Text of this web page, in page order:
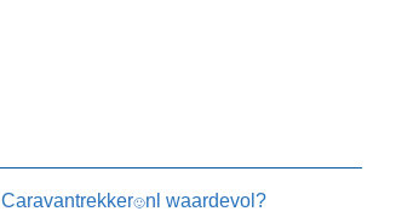
Caravantrekker🙂nl waardevol?